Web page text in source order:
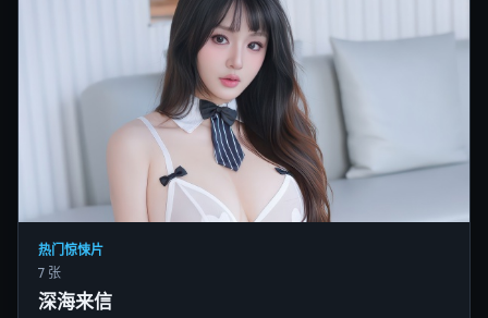
热门惊悚片
7 张
深海来信